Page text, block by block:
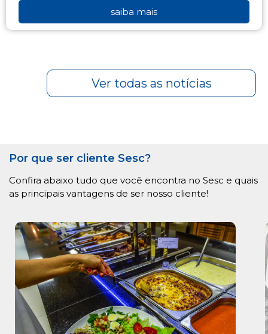
saiba mais
Ver todas as notícias
Por que ser cliente Sesc?
Confira abaixo tudo que você encontra no Sesc e quais
as principais vantagens de ser nosso cliente!